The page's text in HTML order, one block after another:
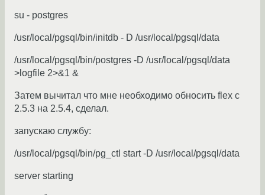
su - postgres
/usr/local/pgsql/bin/initdb - D /usr/local/pgsql/data
/usr/local/pgsql/bin/postgres -D /usr/local/pgsql/data
>logfile 2>&1 &
Затем вычитал что мне необходимо обносить flex с
2.5.3 на 2.5.4, сделал.
запускаю службу:
/usr/local/pgsql/bin/pg_ctl start -D /usr/local/pgsql/data
server starting